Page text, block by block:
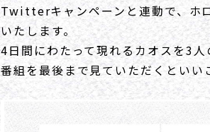
Twitterキャンペーンと連動で、ホ
いたします。
4日間にわたって現れるカオスを3
番組を最後まで見ていただくとい